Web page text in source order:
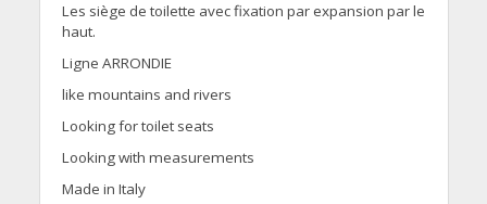
Les siège de toilette avec fixation par expansion par le
haut.
Ligne ARRONDIE
like mountains and rivers
Looking for toilet seats
Looking with measurements
Made in Italy